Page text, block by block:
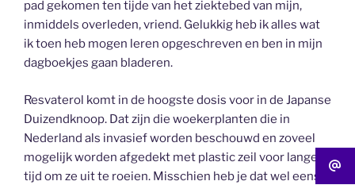
pad gekomen ten tijde van het ziektebed van mijn,
inmiddels overleden, vriend. Gelukkig heb ik alles wat
ik toen heb mogen leren opgeschreven en ben in mijn
dagboekjes gaan bladeren.
Resvaterol komt in de hoogste dosis voor in de Japanse
Duizendknoop. Dat zijn die woekerplanten die in
Nederland als invasief worden beschouwd en zoveel
mogelijk worden afgedekt met plastic zeil voor lange
tijd om ze uit te roeien. Misschien heb je dat wel eens